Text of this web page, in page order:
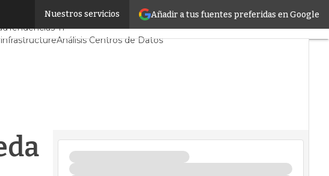
Añadir a tus fuentes preferidas en Google
Nuestros servicios
y MercadoProyectos
Tendencias TI
Análisis Centros de Datos